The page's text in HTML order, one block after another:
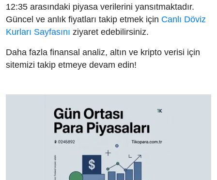
12:35 arasındaki piyasa verilerini yansıtmaktadır.
Güncel ve anlık fiyatları takip etmek için Canlı Döviz
Kurları Sayfasını ziyaret edebilirsiniz.
Daha fazla finansal analiz, altın ve kripto verisi için
sitemizi takip etmeye devam edin!